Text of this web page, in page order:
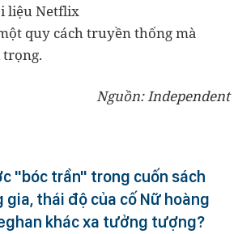
liệu Netflix
quy cách truyền thống mà
Nguồn: Independent
"bóc trần" trong cuốn sách
gia, thái độ của cố Nữ hoàng
khác xa tưởng tượng?